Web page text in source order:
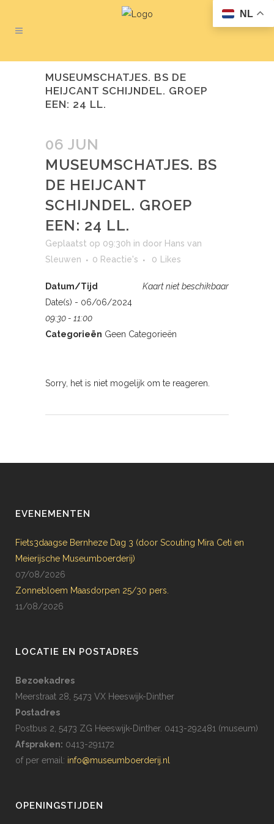
MUSEUMSCHATJES. BS DE
HEIJCANT SCHIJNDEL. GROEP
EEN: 24 LL.
06 JUN
MUSEUMSCHATJES. BS
DE HEIJCANT
SCHIJNDEL. GROEP
EEN: 24 LL.
Geplaatst op 09:30h in door Hans van
Sleuwen
0 Reactie's 0 Likes
Kaart niet beschikbaar
Datum/Tijd
Date(s) - 06/06/2024
09:30 - 11:00
Categorieën Geen Categorieën
Sorry, het is niet mogelijk om te reageren.
EVENEMENTEN
Fiets3daagse Bernheze Dag 3 (door Scouting Mira Ceti en
Meierijsche Museumboerderij)
07/08/2026
Zonnebloem Maasdorpen 25/30 pers.
11/08/2026
LOCATIE EN POSTADRES
Bezoekadres
Meerstraat 28, 5473 VX Heeswijk-Dinther
Postadres
Postbus 2, 5473 ZG Heeswijk-Dinther. 0413-292481 (museum)
Afspraken: 0413-291172
of per email: info@museumboerderij.nl
OPENINGSTIJDEN
NL